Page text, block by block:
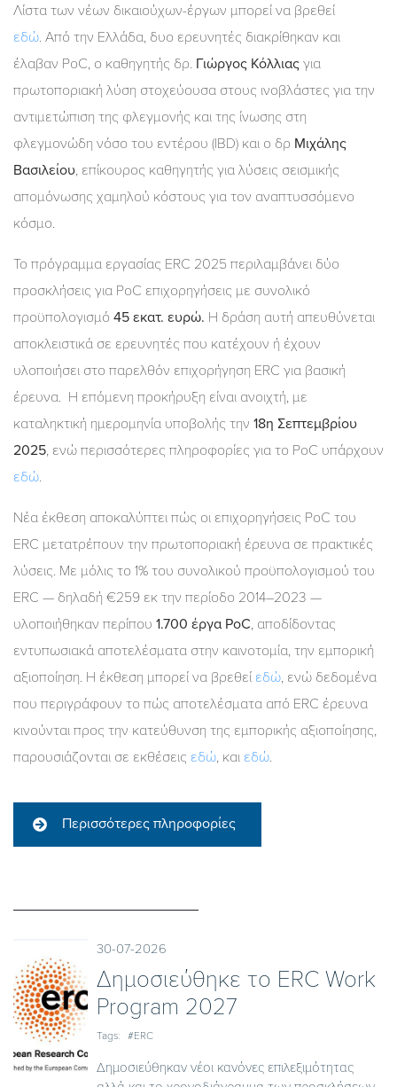
Λίστα των νέων δικαιούχων-έργων μπορεί να βρεθεί
εδώ. Από την Ελλάδα, δυο ερευνητές διακρίθηκαν και
έλαβαν PoC, ο καθηγητής δρ. Γιώργος Κόλλιας για
πρωτοποριακή λύση στοχεύουσα στους ινοβλάστες για την
αντιμετώπιση της φλεγμονής και της ίνωσης στη
φλεγμονώδη νόσο του εντέρου (IBD) και ο δρ Μιχάλης
Βασιλείου, επίκουρος καθηγητής για λύσεις σεισμικής
απομόνωσης χαμηλού κόστους για τον αναπτυσσόμενο
κόσμο.
Το πρόγραμμα εργασίας ERC 2025 περιλαμβάνει δύο
προσκλήσεις για PoC επιχορηγήσεις με συνολικό
προϋπολογισμό 45 εκατ. ευρώ. Η δράση αυτή απευθύνεται
αποκλειστικά σε ερευνητές που κατέχουν ή έχουν
υλοποιήσει στο παρελθόν επιχορήγηση ERC για βασική
έρευνα. Η επόμενη προκήρυξη είναι ανοιχτή, με
καταληκτική ημερομηνία υποβολής την 18η Σεπτεμβρίου
2025, ενώ περισσότερες πληροφορίες για το PoC υπάρχουν
εδώ.
Νέα έκθεση αποκαλύπτει πώς οι επιχορηγήσεις PoC του
ERC μετατρέπουν την πρωτοποριακή έρευνα σε πρακτικές
λύσεις. Με μόλις το 1% του συνολικού προϋπολογισμού του
ERC — δηλαδή €259 εκ την περίοδο 2014–2023 —
υλοποιήθηκαν περίπου 1.700 έργα PoC, αποδίδοντας
εντυπωσιακά αποτελέσματα στην καινοτομία, την εμπορική
αξιοποίηση. Η έκθεση μπορεί να βρεθεί εδώ, ενώ δεδομένα
που περιγράφουν το πώς αποτελέσματα από ERC έρευνα
κινούνται προς την κατεύθυνση της εμπορικής αξιοποίησης,
παρουσιάζονται σε εκθέσεις εδώ, και εδώ.
Περισσότερες πληροφορίες
30-07-2026
Δημοσιεύθηκε το ΕRC Work
Program 2027
Tags: #ERC
Δημοσιεύθηκαν νέοι κανόνες επιλεξιμότητας